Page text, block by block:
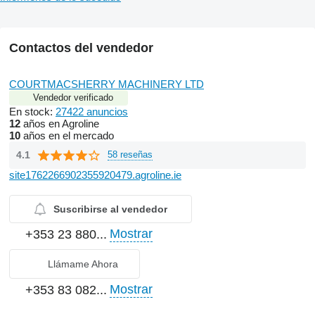
Contactos del vendedor
COURTMACSHERRY MACHINERY LTD
Vendedor verificado
En stock: 27422 anuncios
12 años en Agroline
10 años en el mercado
4.1 58 reseñas
site1762266902355920479.agroline.ie
Suscribirse al vendedor
+353 23 880... Mostrar
Llámame Ahora
+353 83 082... Mostrar